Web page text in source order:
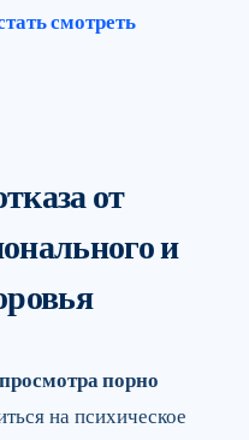
смотреть
от
и
порно
на психическое